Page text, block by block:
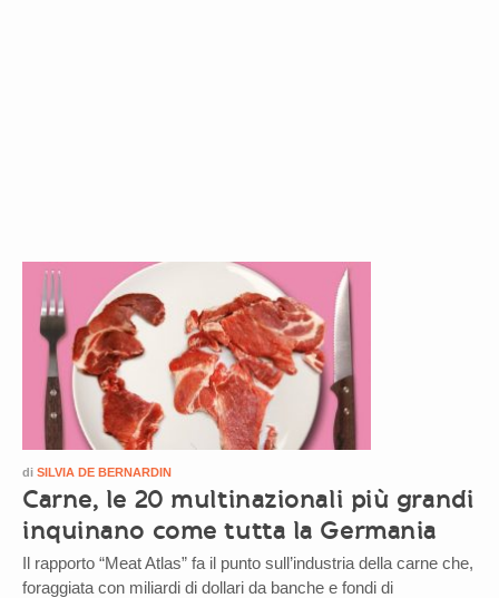
di SILVIA DE BERNARDIN
Carne, le 20 multinazionali più grandi
inquinano come tutta la Germania
Il rapporto “Meat Atlas” fa il punto sull’industria della carne che,
foraggiata con miliardi di dollari da banche e fondi di